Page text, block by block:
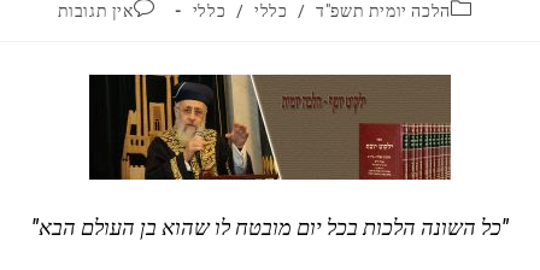
הלכה יומית תשפ"ד / כללי / כללי אין תגובות
"כל השונה הלכות בכל יום מובטח לו שהוא בן העולם הבא"